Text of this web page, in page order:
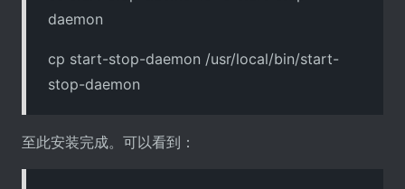
daemon
cp start-stop-daemon /usr/local/bin/start-
stop-daemon
至此安装完成。可以看到：